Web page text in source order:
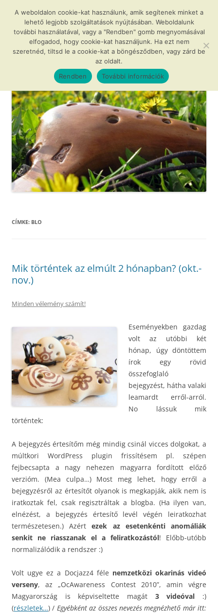
tartalomba
Agócs és a varázslatos okarínák
…avagy az okarína az új furulya!
Menü
CÍMKE: BLO
Mik történtek az elmúlt 2 hónapban? (okt.-
nov.)
Minden vélemény számít!
Eseményekben gazdag
volt az utóbbi két
hónap, úgy döntöttem
írok egy rövid
összefoglaló
bejegyzést, hátha valaki
leamardt erről-arról.
No lássuk mik
történtek:
A bejegyzés értesítőm még mindig csinál vicces dolgokat, a
múltkori WordPress plugin frissítésem pl. szépen
fejbecsapta a nagy nehezen magyarra fordított előző
verzióm. (Mea culpa…) Most meg lehet, hogy erről a
bejegyzésről az értesítőt olyanok is megkapják, akik nem is
iratkoztak fel, csak regisztráltak a blogba. (Ha ilyen van,
elnézést, a bejegyzés értesítő levél végén leiratkozhat
természetesen.) Azértezek az esetenkénti anomáliák
senkit ne riasszanak el a feliratkozástól! Előbb-utóbb
normalizálódik a rendszer :)
Volt ugye ez a Docjazz4 féle nemzetközi okarinás videó
verseny, az „OcAwareness Contest 2010”, amin végre
Magyarország is képviseltette magát 3 videóval :)
(részletek…) / Egyébként az összes nevezés megnézhető már itt:
A weboldalon cookie-kat használunk, amik segítenek minket a
lehető legjobb szolgáltatások nyújtásában. Weboldalunk
további használatával, vagy a "Rendben" gomb megnyomásával
elfogadod, hogy cookie-kat használjunk. Ha ezt nem
szeretnéd, tiltsd le a cookie-kat a böngésződben, vagy zárd be
az oldalt.
Rendben
További információk